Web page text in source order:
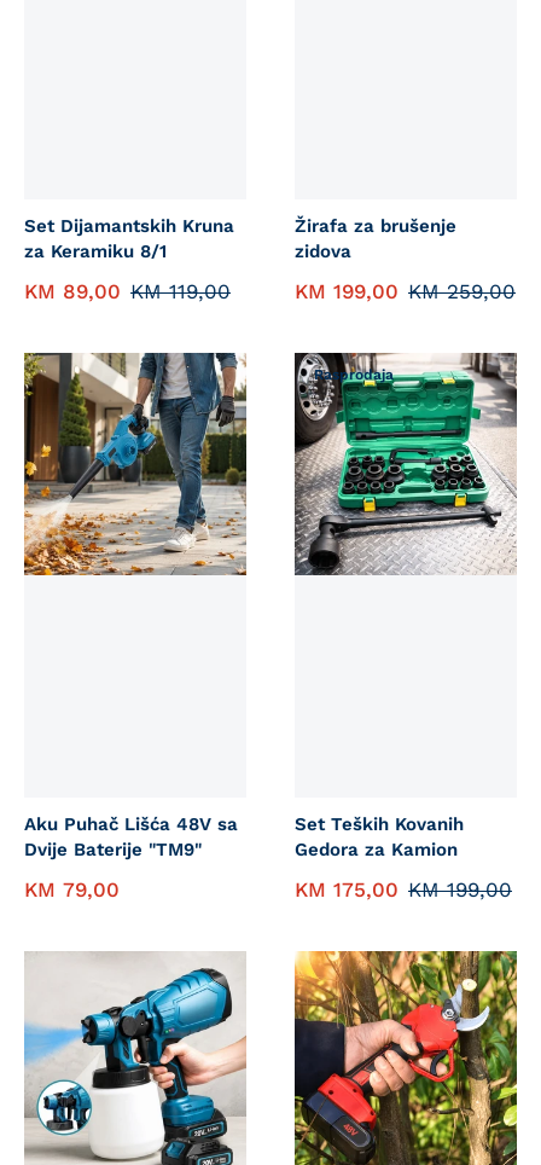
Set Dijamantskih Kruna
za Keramiku 8/1
KM 89,00 KM119,00
Žirafa za brušenje
zidova
KM 199,00 KM259,00
Aku Puhač Lišća 48V sa
Dvije Baterije "TM9"
KM 79,00
Rasprodaja
Set Teških Kovanih
Gedora za Kamion
KM 175,00 KM199,00